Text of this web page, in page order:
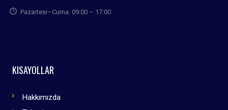
Pazartesi–Cuma: 09:00 – 17:00
KISAYOLLAR
Hakkımızda